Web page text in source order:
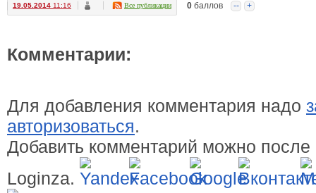
19.05.2014 11:16 Все публикации 0 баллов -- +
Комментарии:
Для добавления комментария надо
авторизоваться.
Добавить комментарий можно после
Loginza.